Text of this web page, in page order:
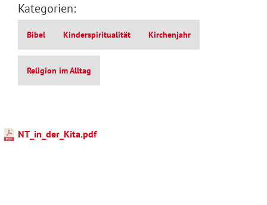
Kategorien:
Bibel Kinderspiritualität Kirchenjahr
Religion im Alltag
NT_in_der_Kita.pdf